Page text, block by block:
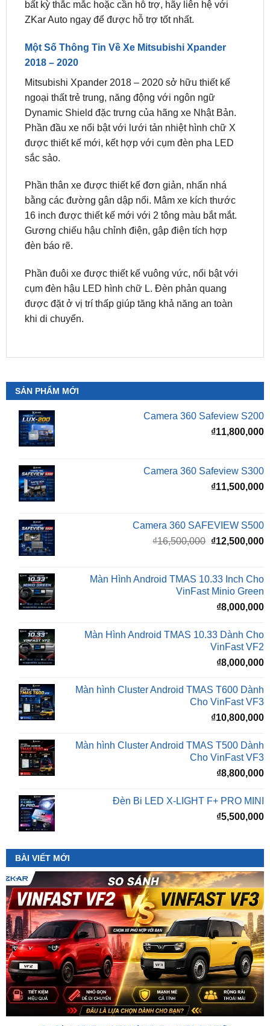
Một Số Thông Tin Về Xe Mitsubishi Xpander
Mitsubishi Xpander 2018 – 2020 sở hữu thiết kế
ngoại thất trẻ trung, năng động với ngôn ngữ
Dynamic Shield đặc trưng của hãng xe Nhật Bản.
Phần đầu xe nổi bật với lưới tản nhiệt hình chữ X
được thiết kế mới, kết hợp với cụm đèn pha LED
sắc sảo.
Phần thân xe được thiết kế đơn giản, nhấn nhá
16 inch được thiết kế mới với 2 tông màu bắt mắt.
Gương chiếu hậu chỉnh điện, gập điện tích hợp
đèn báo rẽ.
Phần đuôi xe được thiết kế vuông vức, nổi bật với
được đặt ở vị trí thấp giúp tăng khả năng an toàn
khi di chuyển.
SẢN PHẨM MỚI
Camera 360 Safeview S200
₫11,800,000
Camera 360 Safeview S300
Camera 360 SAFEVIEW S500
gốc
₫16,500,000.
Màn Hình Android TMAS 10.33 Inch Cho
₫8,000,000
Màn Hình Android TMAS 10.33 Dành Cho
₫8,000,000
Màn hình Cluster Android TMAS T600 Dành
₫10,800,000
Màn hình Cluster Android TMAS T500 Dành
₫8,800,000
Đèn Bi LED X-LIGHT F+ PRO MINI
BÀI VIẾT MỚI
So Sánh VinFast VF2 Với VinFast VF3 Chi Tiết